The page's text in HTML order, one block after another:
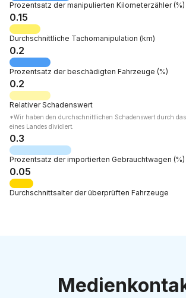
Prozentsatz dermanipulierten Kilometerzähler(%)
0.15
Durchschnittliche Tachomanipulation (km)
0.2
Prozentsatz derbeschädigten Fahrzeuge (%)
0.2
RelativerSchadenswert
*Wir haben den durchschnittlichen Schadenswert durch
eines Landes dividiert.
0.3
Prozentsatz derimportierten Gebrauchtwagen (%)
0.05
Durchschnittsalterder überprüften Fahrzeuge